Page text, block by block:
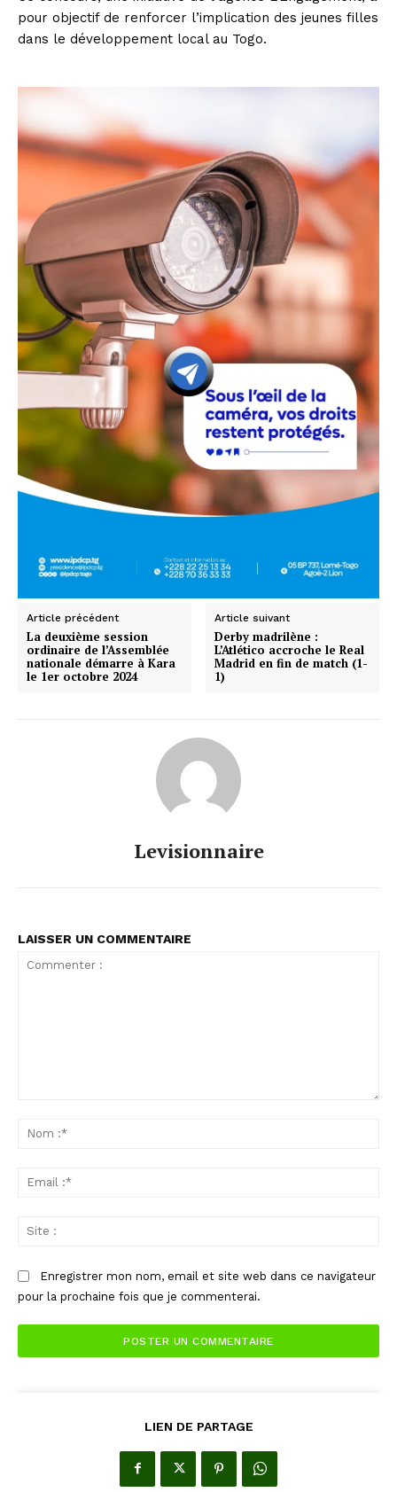
pour objectif de renforcer l’implication des jeunes filles
dans le développement local au Togo.
Article précédent
La deuxième session
ordinaire de l’Assemblée
nationale démarre à Kara
le 1er octobre 2024
Article suivant
Derby madrilène :
L’Atlético accroche le Real
Madrid en fin de match (1-
1)
Levisionnaire
LAISSER UN COMMENTAIRE
Enregistrer mon nom, email et site web dans ce navigateur
pour la prochaine fois que je commenterai.
LIEN DE PARTAGE